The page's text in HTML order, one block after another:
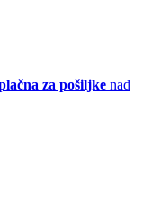
za pošiljke nad